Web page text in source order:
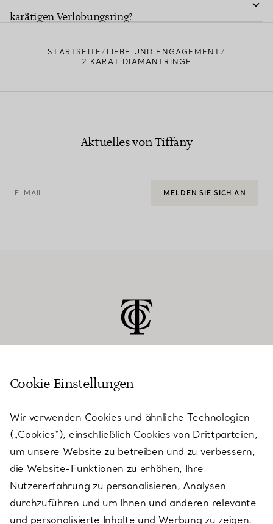
karätigen Verlobungsring?
STARTSEITE
LIEBE UND ENGAGEMENT
2 KARAT DIAMANTRINGE
Aktuelles von Tiffany
E-MAIL MELDEN SIE SICH AN
KUNDENSERVICE
SERVICES
ÜBER TIFFANY & CO.
Cookie-Einstellungen
Wir verwenden Cookies und ähnliche Technologien
(„Cookies“), einschließlich Cookies von Drittparteien,
um unsere Website zu betreiben und zu verbessern,
die Website-Funktionen zu erhöhen, Ihre
Nutzererfahrung zu personalisieren, Analysen
durchzuführen und um Ihnen und anderen relevante
und personalisierte Inhalte und Werbung zu zeigen.